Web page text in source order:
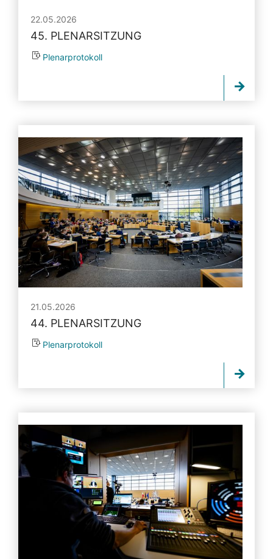
22.05.2026
45. PLENARSITZUNG
Plenarprotokoll
21.05.2026
44. PLENARSITZUNG
Plenarprotokoll